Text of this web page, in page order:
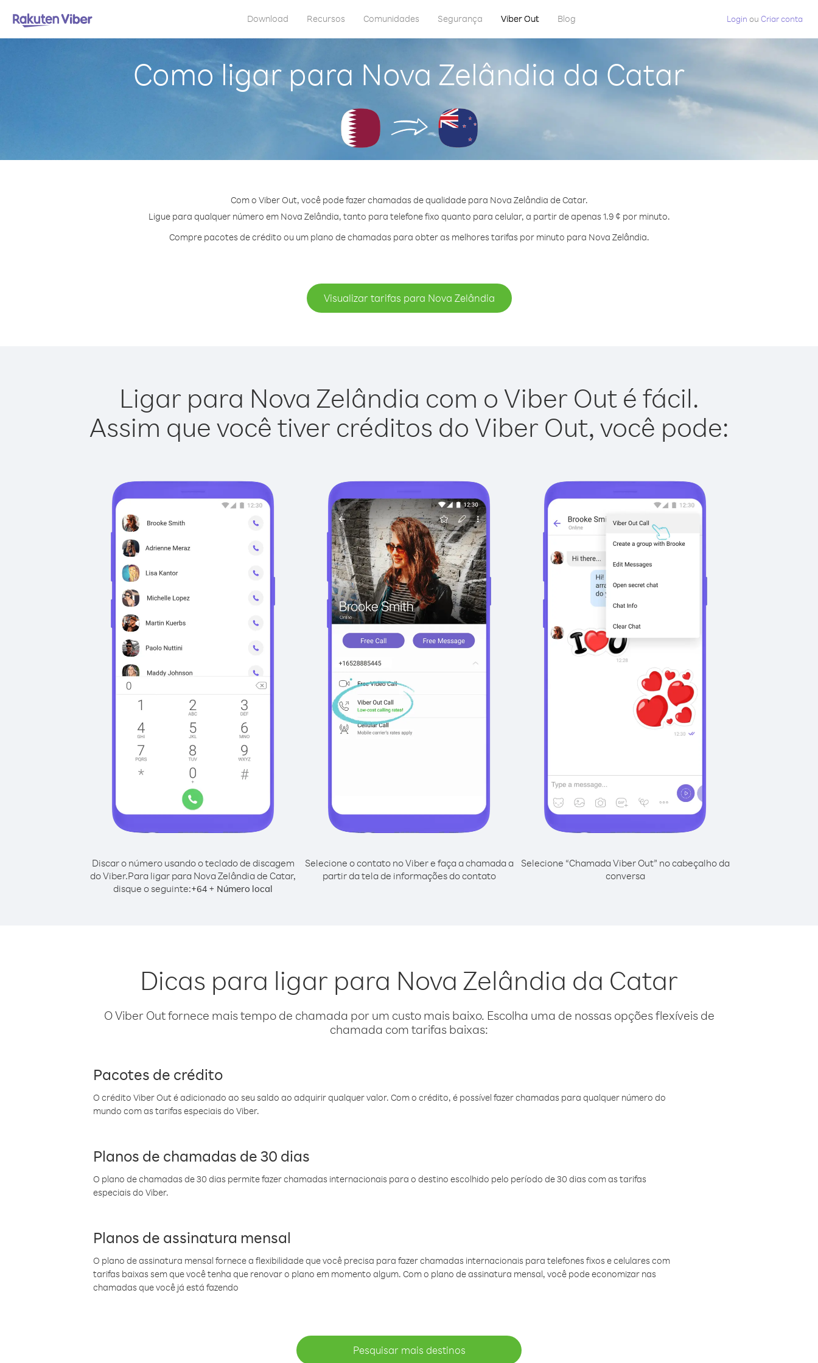
Download Recursos Comunidades Segurança Viber Out Blog Login ou Criar conta
Como ligar para Nova Zelândia da Catar
Com o Viber Out, você pode fazer chamadas de qualidade para Nova Zelândia de Catar.
Ligue para qualquer número em Nova Zelândia, tanto para telefone fixo quanto para celular, a partir de apenas 1.9 ¢ por minuto.
Compre pacotes de crédito ou um plano de chamadas para obter as melhores tarifas por minuto para Nova Zelândia.
Visualizar tarifas para Nova Zelândia
Ligar para Nova Zelândia com o Viber Out é fácil.
Assim que você tiver créditos do Viber Out, você pode:
Discar o número usando o teclado de discagem
do Viber.Para ligar para Nova Zelândia de Catar,
disque o seguinte:+64 + Número local
Selecione o contato no Viber e faça a chamada a
partir da tela de informações do contato
Selecione “Chamada Viber Out” no cabeçalho da
conversa
Dicas para ligar para Nova Zelândia da Catar
O Viber Out fornece mais tempo de chamada por um custo mais baixo. Escolha uma de nossas opções flexíveis de
chamada com tarifas baixas:
Pacotes de crédito
O crédito Viber Out é adicionado ao seu saldo ao adquirir qualquer valor. Com o crédito, é possível fazer chamadas para qualquer número do
mundo com as tarifas especiais do Viber.
Planos de chamadas de 30 dias
O plano de chamadas de 30 dias permite fazer chamadas internacionais para o destino escolhido pelo período de 30 dias com as tarifas
especiais do Viber.
Planos de assinatura mensal
O plano de assinatura mensal fornece a flexibilidade que você precisa para fazer chamadas internacionais para telefones fixos e celulares com
tarifas baixas sem que você tenha que renovar o plano em momento algum. Com o plano de assinatura mensal, você pode economizar nas
chamadas que você já está fazendo
Pesquisar mais destinos